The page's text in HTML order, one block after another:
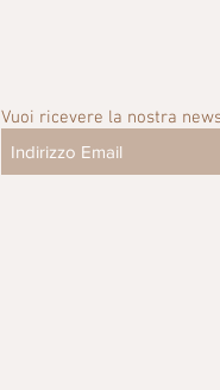
Vuoi ricevere la nostra